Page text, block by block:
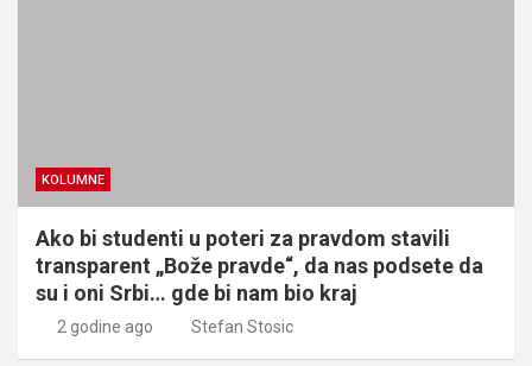
KOLUMNE
Ako bi studenti u poteri za pravdom stavili
transparent „Bože pravde“, da nas podsete da
su i oni Srbi… gde bi nam bio kraj
2 godine ago Stefan Stosic